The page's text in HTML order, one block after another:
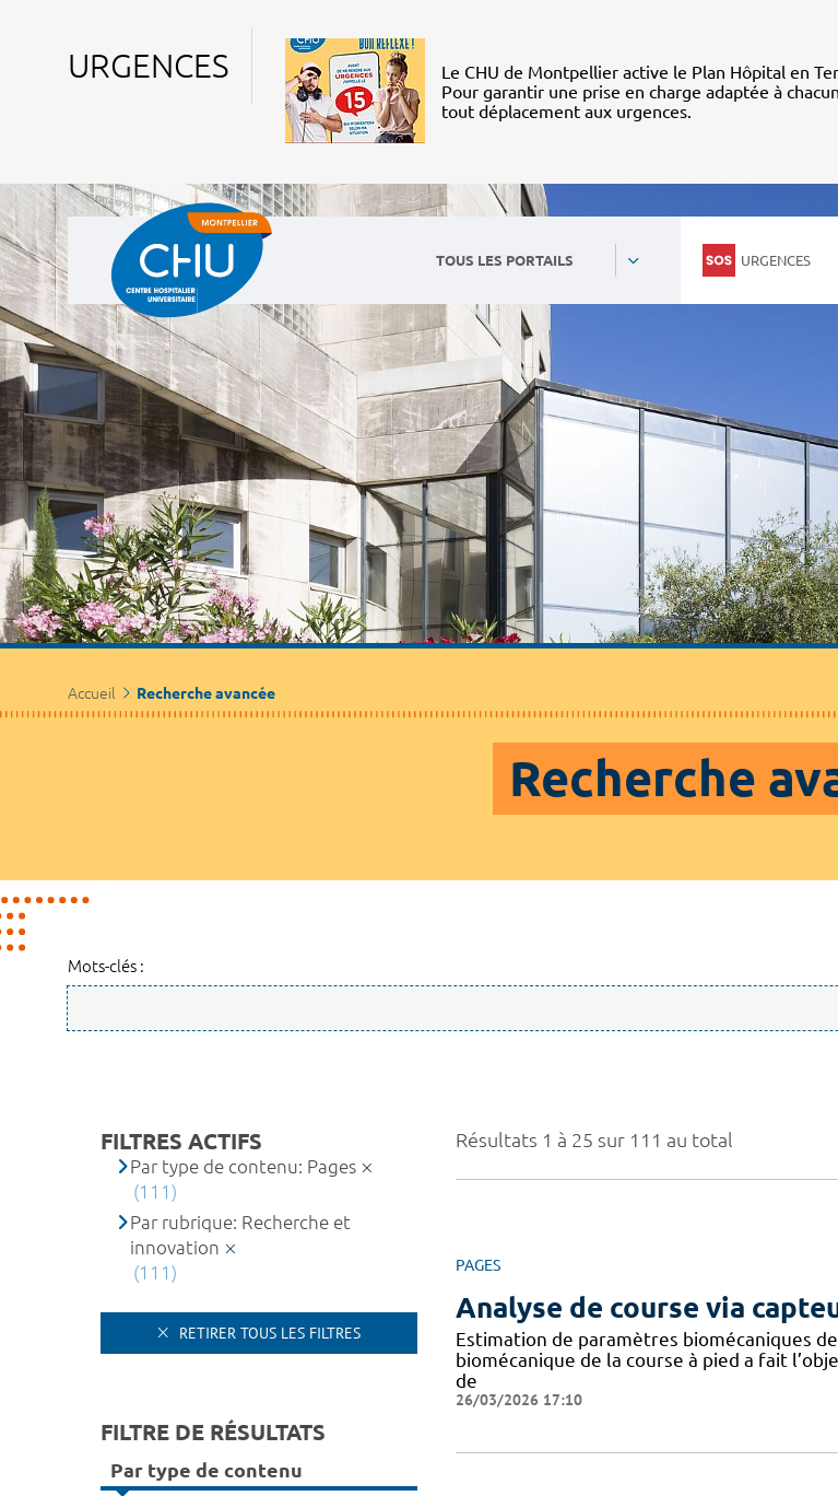
URGENCES
Le CHU de Montpellier active le Plan Hôpital en
Pour garantir une prise en charge adaptée à
tout déplacement aux urgences.
TOUS LES PORTAILS URGENCES
Accueil Recherche avancée
Recherche
Mots-clés :
Résultats 1 à 25 sur 111 au total
PAGES
Analyse de course via
Estimation de paramètres biomécaniques
biomécanique de la course à pied a fait
de
26/03/2026 17:10
FILTRES ACTIFS
Par type de contenu: Pages
(111)
Par rubrique: Recherche et
innovation
(111)
RETIRER TOUS LES FILTRES
FILTRE DE RÉSULTATS
Par type de contenu